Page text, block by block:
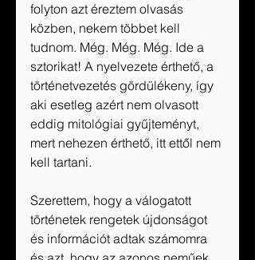
folyton azt éreztem olvasás
közben, nekem többet kell
tudnom. Még. Még. Még. Ide a
sztorikat! A nyelvezete érthető, a
történetvezetés gördülékeny, így
aki esetleg azért nem olvasott
eddig mitológiai gyűjteményt,
mert nehezen érthető, itt ettől nem
kell tartani.
Szerettem, hogy a válogatott
történetek rengetek újdonságot
és információt adtak számomra